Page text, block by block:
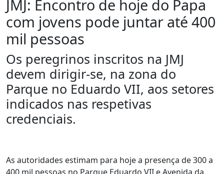
JMJ: Encontro de hoje do Papa
com jovens pode juntar até 400
mil pessoas
Os peregrinos inscritos na JMJ
devem dirigir-se, na zona do
Parque no Eduardo VII, aos setores
indicados nas respetivas
credenciais.
As autoridades estimam para hoje a presença de 300 a